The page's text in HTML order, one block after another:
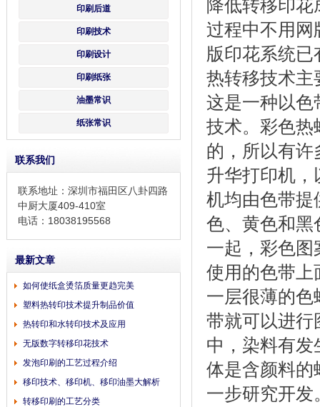
印刷后道
印刷技术
印刷设计
印刷纸张
油墨常识
纸张常识
联系我们
联系地址：深圳市福田区八卦四路
中厨大厦409-410室
电话：18038195568
最新文章
如何使纸盒烫箔质量更趋完美
塑料热转印技术提升制品价值
热转印和水转印技术及应用
无版数字转移印花技术
发泡印刷的工艺过程介绍
移印技术、移印机、移印油墨大解析
转移印刷的工艺分类
降低转移印
过程中不用网
版印花系统
热转移技术主
这是一种以色
技术。彩色热
的，所以有
升华打印机
机均由色带提
色、黄色和黑
一起，彩色
使用的色带上
一层很薄的
带就可以进行
中，染料有
体是含颜料的
一步研究开发